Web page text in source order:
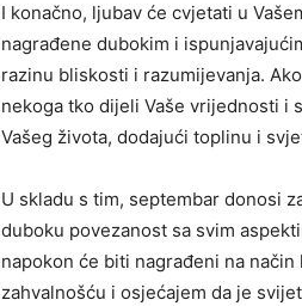
I konačno, ljubav će cvjetati u
nagrađene dubokim i
razinu bliskosti i razumijevanja.
nekoga tko dijeli Vaše vrijednosti i
Vašeg života, dodajući toplinu i
U skladu s tim, septembar donosi
duboku povezanost sa svim
napokon će biti nagrađeni na
zahvalnošću i osjećajem da je